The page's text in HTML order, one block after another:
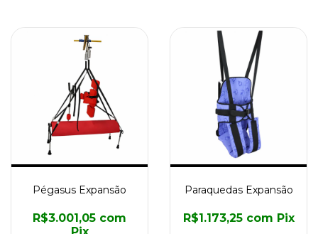
Pégasus Expansão
R$3.001,05 com
Paraquedas Expansão
R$1.173,25 com Pix